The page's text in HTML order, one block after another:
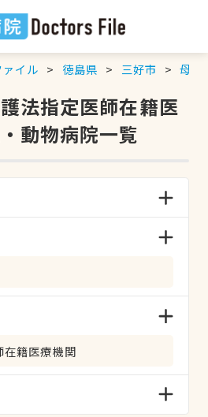
イル 徳島県 三好市 母体
法指定医師在籍医
動物病院一覧
在籍医療機関